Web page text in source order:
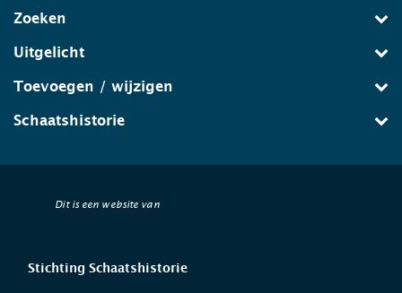
Zoeken
Uitgelicht
Toevoegen / wijzigen
Schaatshistorie
Dit is een website van
Stichting Schaatshistorie